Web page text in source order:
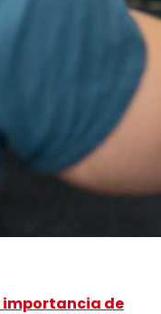
importancia de